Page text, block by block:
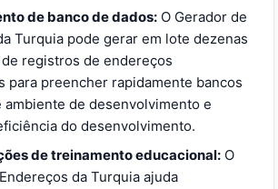
de banco de dados: O Gerador de
Turquia pode gerar em lote dezenas
registros de endereços
para preencher rapidamente bancos
ambiente de desenvolvimento e
do desenvolvimento.
de treinamento educacional: O
da Turquia ajuda